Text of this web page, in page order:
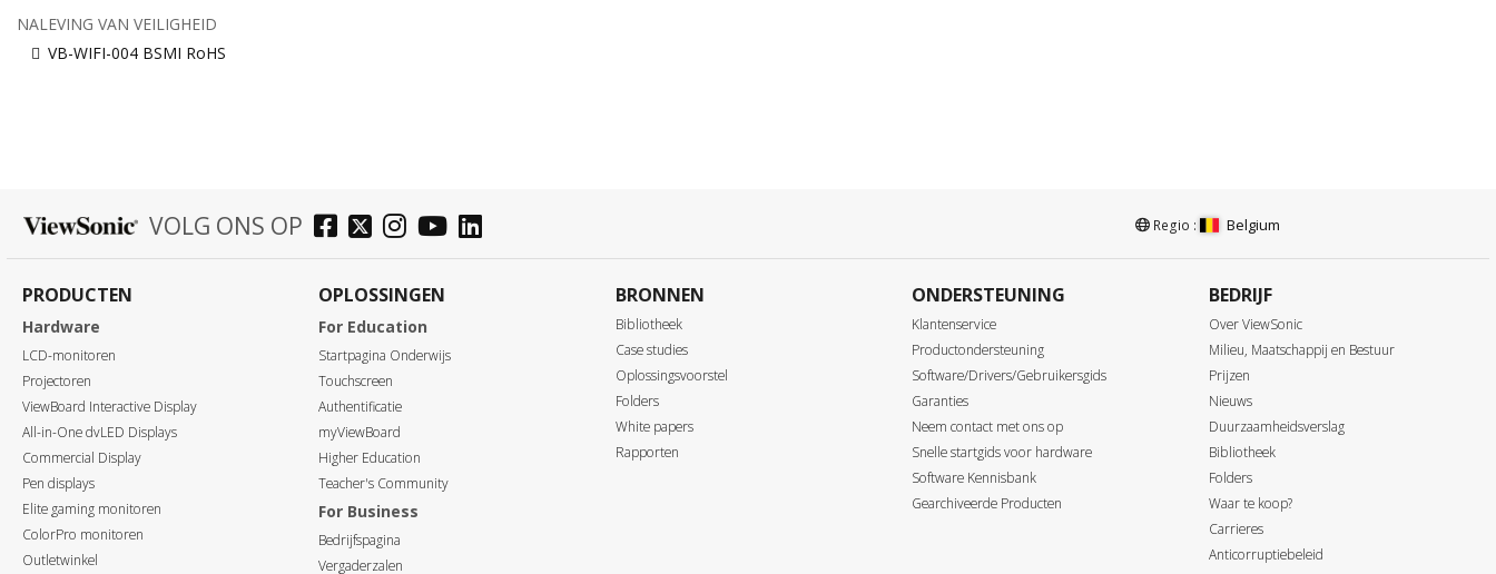
NALEVING VAN VEILIGHEID
VB-WIFI-004 BSMI RoHS
VOLG ONS OP Regio : Belgium
PRODUCTEN
Hardware
LCD-monitoren
Projectoren
ViewBoard Interactive Display
All-in-One dvLED Displays
Commercial Display
Pen displays
Elite gaming monitoren
ColorPro monitoren
Outletwinkel
OPLOSSINGEN
For Education
Startpagina Onderwijs
Touchscreen
Authentificatie
myViewBoard
Higher Education
Teacher's Community
For Business
Bedrijfspagina
Vergaderzalen
BRONNEN
Bibliotheek
Case studies
Oplossingsvoorstel
Folders
White papers
Rapporten
ONDERSTEUNING
Klantenservice
Productondersteuning
Software/Drivers/Gebruikersgids
Garanties
Neem contact met ons op
Snelle startgids voor hardware
Software Kennisbank
Gearchiveerde Producten
BEDRIJF
Over ViewSonic
Milieu, Maatschappij en Bestuur
Prijzen
Nieuws
Duurzaamheidsverslag
Bibliotheek
Folders
Waar te koop?
Carrieres
Anticorruptiebeleid